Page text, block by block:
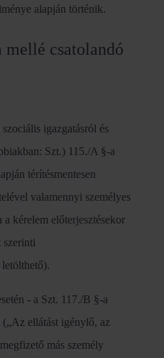
alapján történik.
csatolandó
igazgatásról és
Szt.) 115./A §-a
térítésmentesen
valamennyi személyes
a kérelem előterjesztésekor
szerinti
- a Szt. 117./B §-a
ellátást igénylő, az
más személy